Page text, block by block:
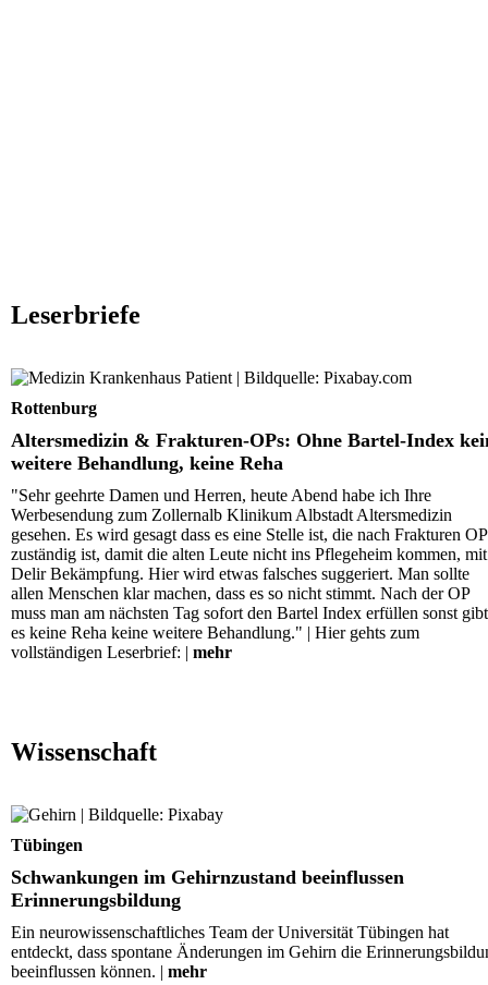
Leserbriefe
Altersmedizin & Frakturen-OPs: Ohne Bartel-Index
weitere Behandlung, keine Reha
Rottenburg
Altersmedizin & Frakturen-OPs: Ohne Bartel-Index
weitere Behandlung, keine Reha
"Sehr geehrte Damen und Herren, heute Abend habe ich Ihre
Werbesendung zum Zollernalb Klinikum Albstadt Altersmedizin
gesehen. Es wird gesagt dass es eine Stelle ist, die nach Frakturen
zuständig ist, damit die alten Leute nicht ins Pflegeheim kommen, mit
Delir Bekämpfung. Hier wird etwas falsches suggeriert. Man sollte
allen Menschen klar machen, dass es so nicht stimmt. Nach der OP
muss man am nächsten Tag sofort den Bartel Index erfüllen sonst gibt
es keine Reha keine weitere Behandlung." | Hier gehts zum
vollständigen Leserbrief: | mehr
Wissenschaft
Schwankungen im Gehirnzustand beeinflussen
Erinnerungsbildung
Tübingen
Schwankungen im Gehirnzustand beeinflussen
Erinnerungsbildung
Ein neurowissenschaftliches Team der Universität Tübingen hat
entdeckt, dass spontane Änderungen im Gehirn die
beeinflussen können. | mehr